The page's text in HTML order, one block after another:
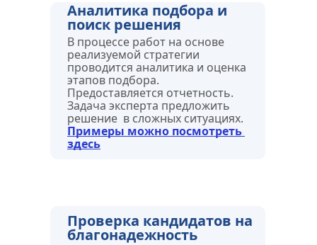
Аналитика подбора и
поиск решения
В процессе работ на основе
реализуемой стратегии
проводится аналитика и оценка
этапов подбора.
Предоставляется отчетность.
Задача эксперта предложить
решение  в сложных ситуациях.
Примеры можно посмотреть
здесь
Проверка кандидатов на
благонадежность